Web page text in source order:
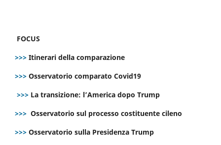
FOCUS
>>> Itinerari della comparazione
>>> Osservatorio comparato Covid19
>>> La transizione: l’America dopo Trump
>>> Osservatorio sul processo costituente cileno
>>> Osservatorio sulla Presidenza Trump